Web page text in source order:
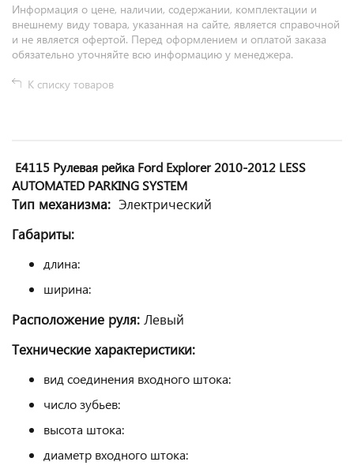
Информация о цене, наличии, содержании, комплектации и
внешнему виду товара, указанная на сайте, является справочной
и не является офертой. Перед оформлением и оплатой заказа
обязательно уточняйте всю информацию у менеджера.
К списку товаров
E4115 Рулевая рейка Ford Explorer 2010-2012 LESS
AUTOMATED PARKING SYSTEM
Тип механизма: Электрический
Габариты:
длина:
ширина:
Расположение руля: Левый
Технические характеристики:
вид соединения входного штока:
число зубьев:
высота штока:
диаметр входного штока: